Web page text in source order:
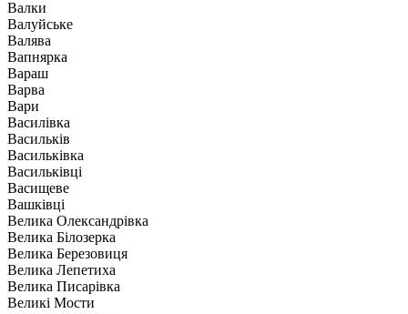
Валки
Валуйське
Валява
Вапнярка
Вараш
Варва
Вари
Василівка
Васильків
Васильківка
Васильківці
Васищеве
Вашківці
Велика Олександрівка
Велика Білозерка
Велика Березовиця
Велика Лепетиха
Велика Писарівка
Великі Мости